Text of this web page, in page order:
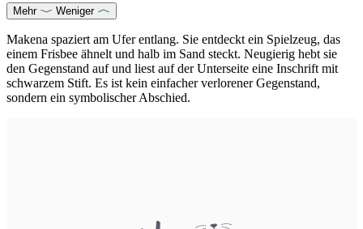
Mehr Weniger
Makena spaziert am Ufer entlang. Sie entdeckt ein Spielzeug, das
einem Frisbee ähnelt und halb im Sand steckt. Neugierig hebt sie
den Gegenstand auf und liest auf der Unterseite eine Inschrift mit
schwarzem Stift. Es ist kein einfacher verlorener Gegenstand,
sondern ein symbolischer Abschied.